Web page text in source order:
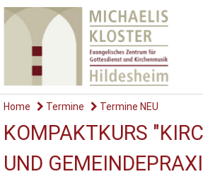
Home Termine Termine NEU
KOMPAKTKURS
UND